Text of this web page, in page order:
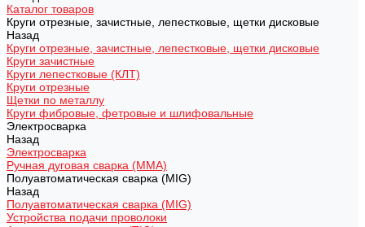
Каталог товаров
Круги отрезные, зачистные, лепестковые, щетки дисковые
Назад
Круги отрезные, зачистные, лепестковые, щетки дисковые
Круги зачистные
Круги лепестковые (КЛТ)
Круги отрезные
Щетки по металлу
Круги фибровые, фетровые и шлифовальные
Электросварка
Назад
Электросварка
Ручная дуговая сварка (MMA)
Полуавтоматическая сварка (MIG)
Назад
Полуавтоматическая сварка (MIG)
Устройства подачи проволоки